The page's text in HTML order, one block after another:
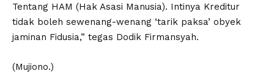
Tentang HAM (Hak Asasi Manusia). Intinya Kreditur
tidak boleh sewenang-wenang ‘tarik paksa’ obyek
jaminan Fidusia,” tegas Dodik Firmansyah.
(Mujiono.)